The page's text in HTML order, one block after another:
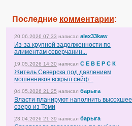
Последние комментарии:
20.06.2026 07:33 написал alex33kaw
Из-за крупной задолженности по
алиментам северчанин...
19.05.2026 14:30 написал С Е В Е Р С К
Житель Северска под давлением
мошенников вскрыл сейф...
04.05.2026 21:25 написал барыга
Власти планируют наполнить высохшее
озеро из Томи
23.04.2026 21:39 написал барыга